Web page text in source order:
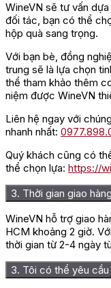
WineVN sẽ tư vấn
đối tác, bạn có thể
hộp quà sang trọng.
Với bạn bè, đồng
trung sẽ là lựa chọn
thể tham khảo thêm
niệm được WineVN
Liên hệ ngay với
nhanh nhất:
Quý khách cũng có
thể chọn lựa: https://
3. Thời gian giao
WineVN hỗ trợ giao
HCM khoảng 2 giờ.
thời gian từ 2-4 ngày
3. Tôi có thể yêu